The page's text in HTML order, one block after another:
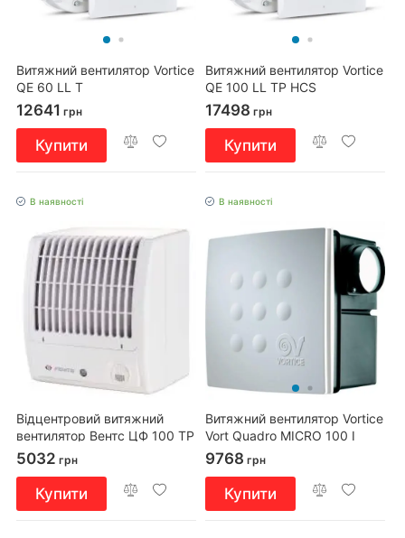
Витяжний вентилятор Vortice
QE 60 LL T
12641 грн
Купити
Витяжний вентилятор Vortice
QE 100 LL TP HCS
17498 грн
Купити
В наявності
Відцентровий витяжний
вентилятор Вентс ЦФ 100 ТР
турбо
5032 грн
Купити
В наявності
Витяжний вентилятор Vortice
Vort Quadro MICRO 100 I
9768 грн
Купити